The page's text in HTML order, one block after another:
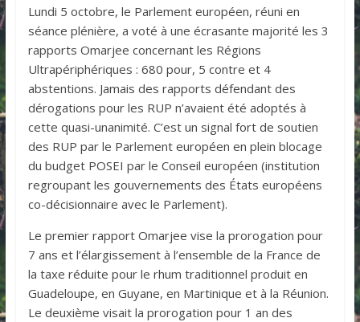
Lundi 5 octobre, le Parlement européen, réuni en
séance plénière, a voté à une écrasante majorité les 3
rapports Omarjee concernant les Régions
Ultrapériphériques : 680 pour, 5 contre et 4
abstentions. Jamais des rapports défendant des
dérogations pour les RUP n’avaient été adoptés à
cette quasi-unanimité. C’est un signal fort de soutien
des RUP par le Parlement européen en plein blocage
du budget POSEI par le Conseil européen (institution
regroupant les gouvernements des États européens
co-décisionnaire avec le Parlement).
Le premier rapport Omarjee vise la prorogation pour
7 ans et l’élargissement à l’ensemble de la France de
la taxe réduite pour le rhum traditionnel produit en
Guadeloupe, en Guyane, en Martinique et à la Réunion.
Le deuxième visait la prorogation pour 1 an des